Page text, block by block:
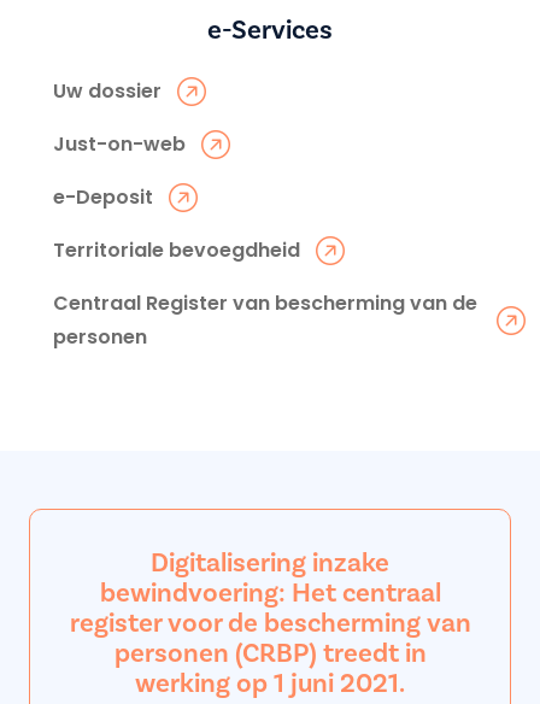
e-Services
Uw dossier
Just-on-web
e-Deposit
Territoriale bevoegdheid
Centraal Register van bescherming van de
personen
Digitalisering inzake
bewindvoering: Het centraal
register voor de bescherming van
personen (CRBP) treedt in
werking op 1 juni 2021.